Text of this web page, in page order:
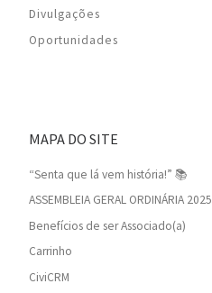
Divulgações
Oportunidades
MAPA DO SITE
“Senta que lá vem história!” 📚
ASSEMBLEIA GERAL ORDINÁRIA 2025
Benefícios de ser Associado(a)
Carrinho
CiviCRM